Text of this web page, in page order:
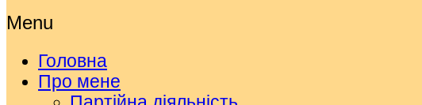
Menu
Головна
Про мене